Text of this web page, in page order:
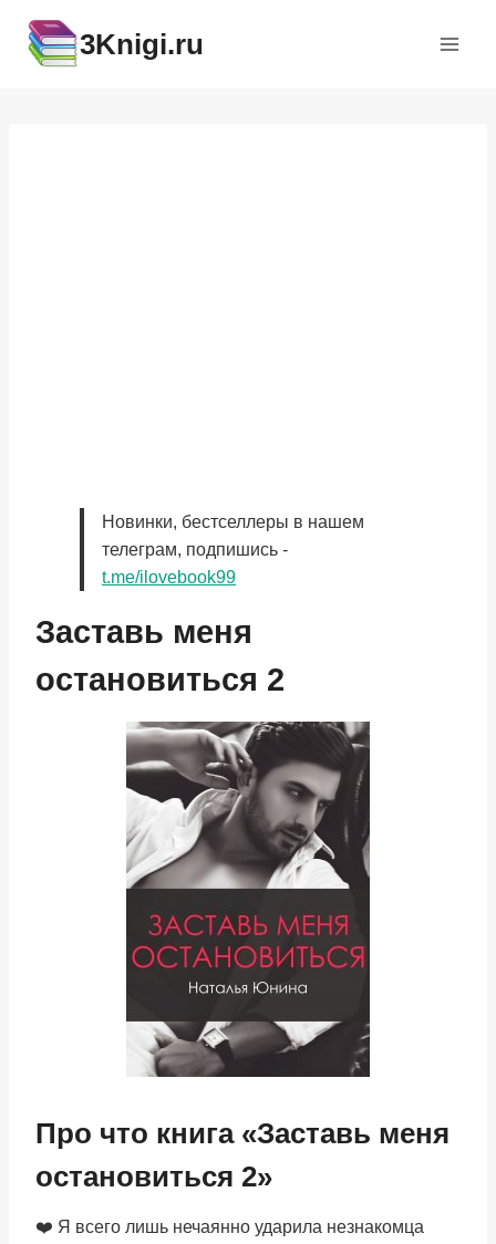
содержимому
3Knigi.ru
Новинки, бестселлеры в нашем
телеграм, подпишись -
t.me/ilovebook99
Заставь меня
остановиться 2
Про что книга «Заставь меня
остановиться 2»
❤️ Я всего лишь нечаянно ударила незнакомца